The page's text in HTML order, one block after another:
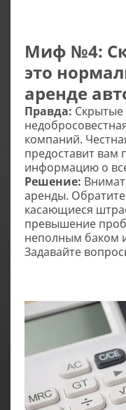
Миф №4:
это
аренде
Правда: Скрытые
компаний.
предоставит
информацию о
Решение:
аренды.
касающиеся
превышение
неполным баком
Задавайте